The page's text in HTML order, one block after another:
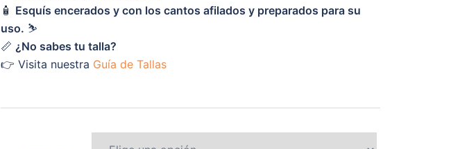
🧴 Esquís encerados y con los cantos afilados y preparados para su
uso. ⛷️
📏 ¿No sabes tu talla?
👉 Visita nuestra Guía de Tallas